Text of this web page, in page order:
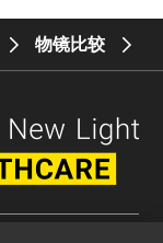
物镜比较